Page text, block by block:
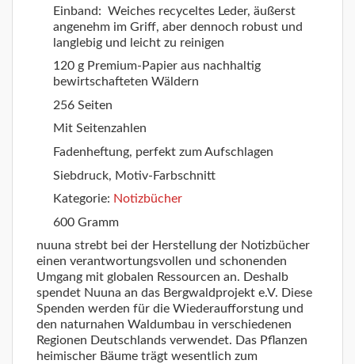
Einband: Weiches recyceltes Leder, äußerst
angenehm im Griff, aber dennoch robust und
langlebig und leicht zu reinigen
120 g Premium-Papier aus nachhaltig
bewirtschafteten Wäldern
256 Seiten
Mit Seitenzahlen
Fadenheftung, perfekt zum Aufschlagen
Siebdruck, Motiv-Farbschnitt
Kategorie: Notizbücher
600 Gramm
nuuna strebt bei der Herstellung der Notizbücher
einen verantwortungsvollen und schonenden
Umgang mit globalen Ressourcen an. Deshalb
spendet Nuuna an das Bergwaldprojekt e.V. Diese
Spenden werden für die Wiederaufforstung und
den naturnahen Waldumbau in verschiedenen
Regionen Deutschlands verwendet. Das Pflanzen
heimischer Bäume trägt wesentlich zum